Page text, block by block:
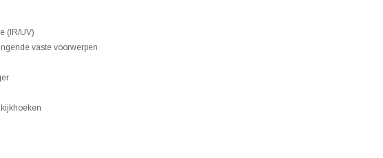
(IR/UV)
vaste voorwerpen